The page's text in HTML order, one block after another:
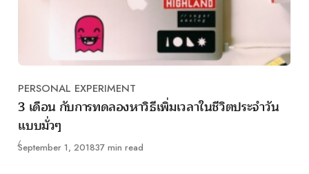
Category
PERSONAL EXPERIMENT
3 เดือน กับการทดลองหาวิธีเพิ่มเวลาในชีวิตประจำวัน
แบบมั่วๆ
Published
September 1, 201837 min read